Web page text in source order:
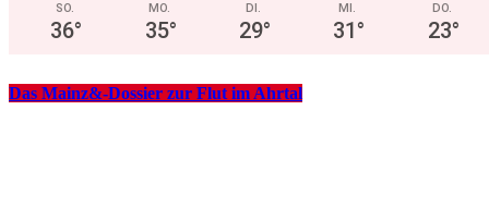
SO.
36°
MO.
35°
DI.
29°
MI.
31°
DO.
23°
Das Mainz&-Dossier zur Flut im Ahrtal